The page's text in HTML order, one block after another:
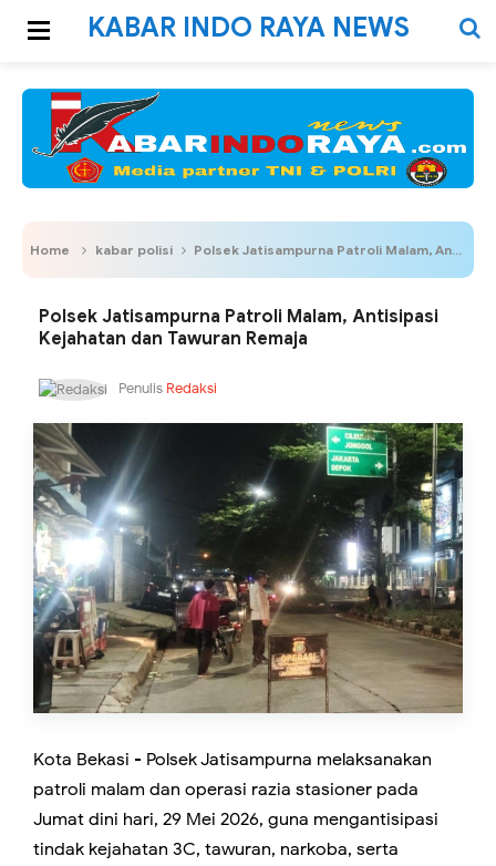
KABAR INDO RAYA NEWS
Home kabar polisi Polsek Jatisampurna Patroli Malam, Antisipasi Kejahatan dan Tawuran Remaja
Polsek Jatisampurna Patroli Malam, Antisipasi
Kejahatan dan Tawuran Remaja
Penulis Redaksi
Kota Bekasi - Polsek Jatisampurna melaksanakan
patroli malam dan operasi razia stasioner pada
Jumat dini hari, 29 Mei 2026, guna mengantisipasi
tindak kejahatan 3C, tawuran, narkoba, serta